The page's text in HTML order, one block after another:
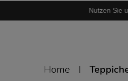
Nutzen Sie
Home